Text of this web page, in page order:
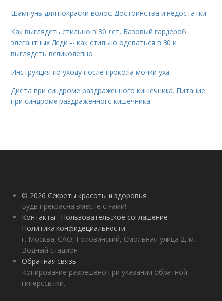
Шампунь для покраски волос. Достоинства и недостатки
Как выглядеть стильно в 30 лет. Базовый гардероб
элегантных Леди -- как стильно одеваться в 30 и
выглядеть великолепно
Инструкция по уходу после прокола мочки уха
Диета при синдроме раздраженного кишечника. Питание
при синдроме раздраженного кишечника
© 2026 Секреты красоты и здоровья
Будь прекрасна вместе с нами!
Контакты
Пользовательское соглашение
Политика конфидециальности
г. Москва, САО, Головинский, Смольная улица 2, м.
Водный стадион
Обратная связь
Копирование разрешено при указании обратной
гиперссылки.